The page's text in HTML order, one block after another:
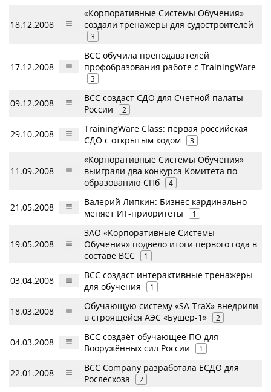
18.12.2008
«Корпоративные Системы Обучения»
создали тренажеры для судостроителей
3
17.12.2008
BСC обучила преподавателей
профобразования работе с TrainingWare
3
09.12.2008
BCC создаст СДO для Счетной палаты
России
2
29.10.2008
TrainingWare Class: первая российская
СДО с открытым кодом
3
11.09.2008
«Корпоративные Системы Обучения»
выиграли два конкурса Комитета по
образованию СПб
4
21.05.2008
Валерий Липкин: Бизнес кардинально
меняет ИТ-приоритеты
1
19.05.2008
ЗАО «Корпоративные Системы
Обучения» подвело итоги первого года в
составе BCC
1
03.04.2008
BCC создаст интерактивные тренажеры
для обучения
1
18.03.2008
Обучающую систему «SA-TraX» внедрили
в строящейся АЭС «Бушер-1»
2
04.03.2008
BCC создаёт обучающее ПО для
Вооружённых сил России
1
22.01.2008
BCC Company разработала ЕСДО для
Рослесхоза
2